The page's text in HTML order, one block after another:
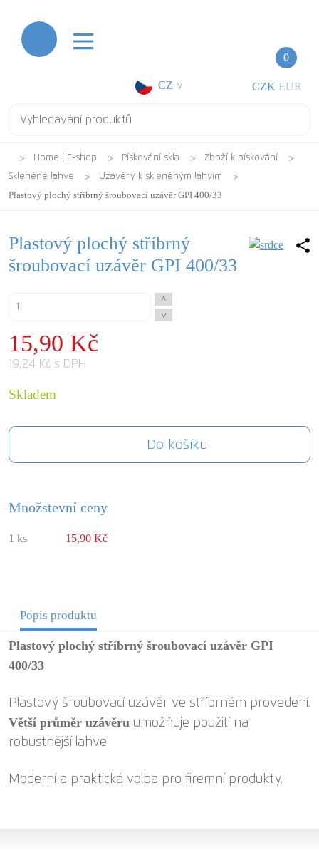
0
CZ > CZK EUR
Home | E-shop Pískování skla
Zboží k pískování
Skleněné lahve
Uzávěry k skleněným lahvím
Plastový plochý stříbrný šroubovací uzávěr GPI 400/33
Plastový plochý stříbrný
šroubovací uzávěr GPI 400/33
^
^
15,90 Kč
19,24 Kč s DPH
Skladem
Do košíku
Množstevní ceny
1 ks 15,90 Kč
Popis produktu
Plastový plochý stříbrný šroubovací uzávěr GPI
400/33
Plastový šroubovací uzávěr ve stříbrném provedení.
Větší průměr uzávěru umožňuje použití na
robustnější lahve.
Moderní a praktická volba pro firemní produkty.